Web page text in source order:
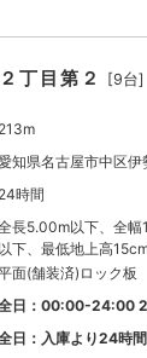
丁目第２ [9台]
213m
知県名古屋市中区
24時間
長5.00m以下、全
以下、最低地上高
面(舗装済)ロック板
日：00:00-24:00
日：入庫より24時